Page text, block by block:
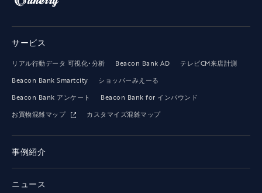
サービス
リアル行動データ 可視化・分析 Beacon Bank AD
テレビCM来店計測
Beacon Bank Smartcity
ショッパーみえーる
Beacon Bank アンケート
Beacon Bank for インバウンド
お買物混雑マップ
カスタマイズ混雑マップ
事例紹介
ニュース